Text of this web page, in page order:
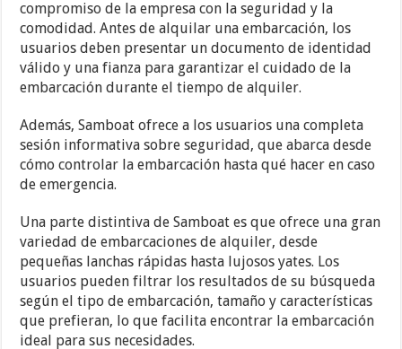
compromiso de la empresa con la seguridad y la
comodidad. Antes de alquilar una embarcación, los
usuarios deben presentar un documento de identidad
válido y una fianza para garantizar el cuidado de la
embarcación durante el tiempo de alquiler.
Además, Samboat ofrece a los usuarios una completa
sesión informativa sobre seguridad, que abarca desde
cómo controlar la embarcación hasta qué hacer en caso
de emergencia.
Una parte distintiva de Samboat es que ofrece una gran
variedad de embarcaciones de alquiler, desde
pequeñas lanchas rápidas hasta lujosos yates. Los
usuarios pueden filtrar los resultados de su búsqueda
según el tipo de embarcación, tamaño y características
que prefieran, lo que facilita encontrar la embarcación
ideal para sus necesidades.